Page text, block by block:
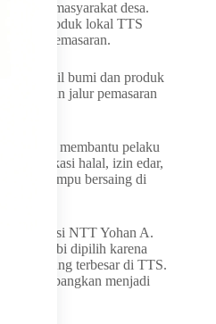
masyarakat desa.
dan produk lokal TTS
pemasaran.
hasil bumi dan produk
dibangun jalur pemasaran
segera membantu pelaku
sertifikasi halal, izin edar,
lokal mampu bersaing di
Provinsi NTT Yohan A.
Nobi-Nobi dipilih karena
jagung terbesar di TTS.
dikembangkan menjadi